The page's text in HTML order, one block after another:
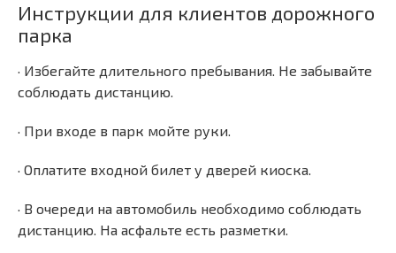
Инструкции для клиентов дорожного
парка
· Избегайте длительного пребывания. Не забывайте
соблюдать дистанцию.
· При входе в парк мойте руки.
· Оплатите входной билет у дверей киоска.
· В очереди на автомобиль необходимо соблюдать
дистанцию. На асфальте есть разметки.